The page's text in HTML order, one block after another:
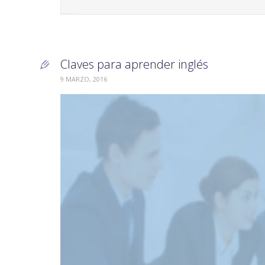
 Claves para aprender inglés
9 MARZO, 2016